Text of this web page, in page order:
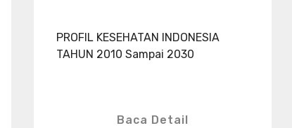
PROFIL KESEHATAN INDONESIA
TAHUN 2010 Sampai 2030
Baca Detail